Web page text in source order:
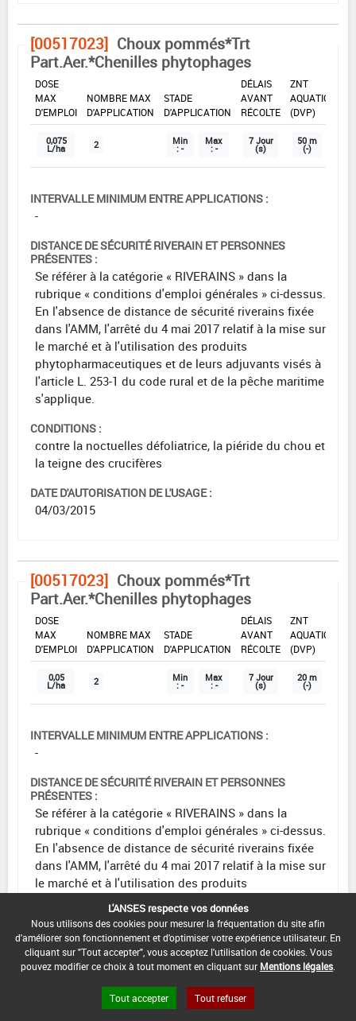
[00517023] Choux pommés*Trt
Part.Aer.*Chenilles phytophages
DOSE
MAX
D'EMPLOI
NOMBRE MAX
D'APPLICATION
STADE
D'APPLICATION
DÉLAIS
AVANT
RÉCOLTE
ZNT
AQUATIQUE
(DVP)
0,075
L/ha 2 Min
: -
Max
: -
7 Jour
(s)
50 m
(-)
INTERVALLE MINIMUM ENTRE APPLICATIONS :
-
DISTANCE DE SÉCURITÉ RIVERAIN ET PERSONNES
PRÉSENTES :
Se référer à la catégorie « RIVERAINS » dans la
rubrique « conditions d'emploi générales » ci-dessus.
En l'absence de distance de sécurité riverains fixée
dans l'AMM, l'arrêté du 4 mai 2017 relatif à la mise sur
le marché et à l'utilisation des produits
phytopharmaceutiques et de leurs adjuvants visés à
l'article L. 253-1 du code rural et de la pêche maritime
s'applique.
CONDITIONS :
contre la noctuelles défoliatrice, la piéride du chou et
la teigne des crucifères
DATE D'AUTORISATION DE L'USAGE :
04/03/2015
[00517023] Choux pommés*Trt
Part.Aer.*Chenilles phytophages
DOSE
MAX
D'EMPLOI
NOMBRE MAX
D'APPLICATION
STADE
D'APPLICATION
DÉLAIS
AVANT
RÉCOLTE
ZNT
AQUATIQUE
(DVP)
0,05
L/ha 2 Min
: -
Max
: -
7 Jour
(s)
20 m
(-)
INTERVALLE MINIMUM ENTRE APPLICATIONS :
-
DISTANCE DE SÉCURITÉ RIVERAIN ET PERSONNES
PRÉSENTES :
Se référer à la catégorie « RIVERAINS » dans la
rubrique « conditions d'emploi générales » ci-dessus.
En l'absence de distance de sécurité riverains fixée
dans l'AMM, l'arrêté du 4 mai 2017 relatif à la mise sur
le marché et à l'utilisation des produits
phytopharmaceutiques et de leurs adjuvants visés à
l'article L. 253-1 du code rural et de la pêche maritime
s'applique.
CONDITIONS :
DATE D'AUTORISATION DE L'USAGE :
L'ANSES respecte vos données
Nous utilisons des cookies pour mesurer la fréquentation du site afin
d'améliorer son fonctionnement et d'optimiser votre expérience utilisateur. En
cliquant sur "Tout accepter", vous acceptez l'utilisation de cookies. Vous
pouvez modifier ce choix à tout moment en cliquant sur Mentions légales
Tout accepter Tout refuser